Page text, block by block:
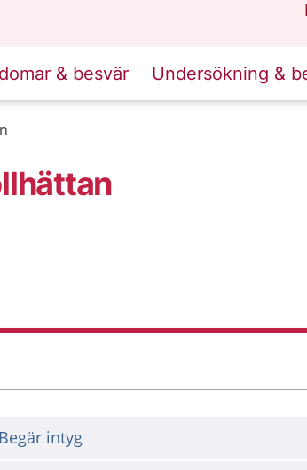
& besvär Undersökning &
Begär intyg